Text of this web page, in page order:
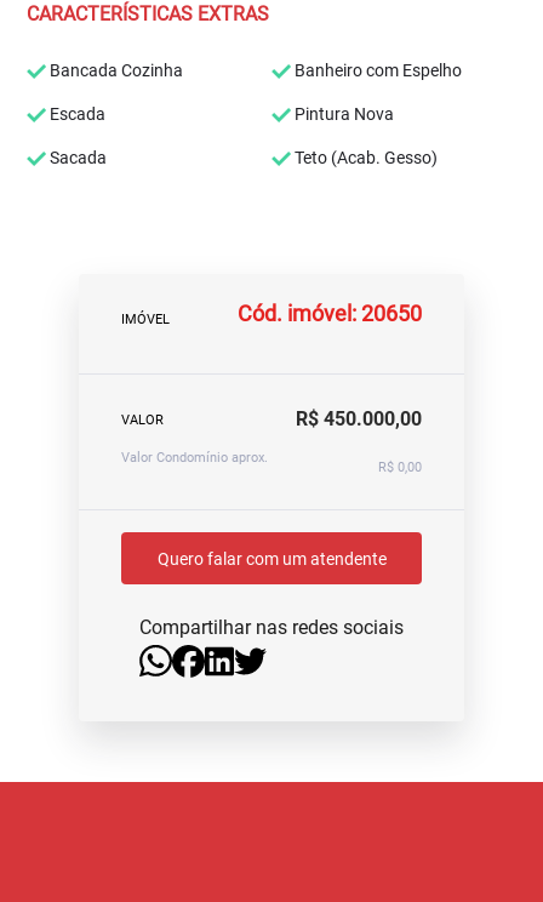
CARACTERÍSTICAS EXTRAS
Bancada Cozinha Banheiro com Espelho
Escada Pintura Nova
Sacada Teto (Acab. Gesso)
IMÓVEL Cód. imóvel: 20650
VALOR R$ 450.000,00
Valor Condomínio aprox.
R$ 0,00
Quero falar com um atendente
Compartilhar nas redes sociais